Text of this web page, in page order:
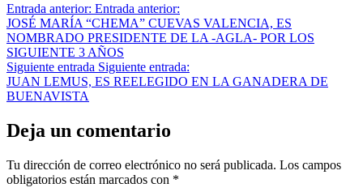
Entrada anterior: Entrada anterior:
JOSÉ MARÍA “CHEMA” CUEVAS VALENCIA, ES
NOMBRADO PRESIDENTE DE LA -AGLA- POR LOS
SIGUIENTE 3 AÑOS
Siguiente entrada Siguiente entrada:
JUAN LEMUS, ES REELEGIDO EN LA GANADERA DE
BUENAVISTA
Deja un comentario
Tu dirección de correo electrónico no será publicada. Los campos
obligatorios están marcados con *